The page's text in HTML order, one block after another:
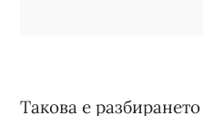
Такова е